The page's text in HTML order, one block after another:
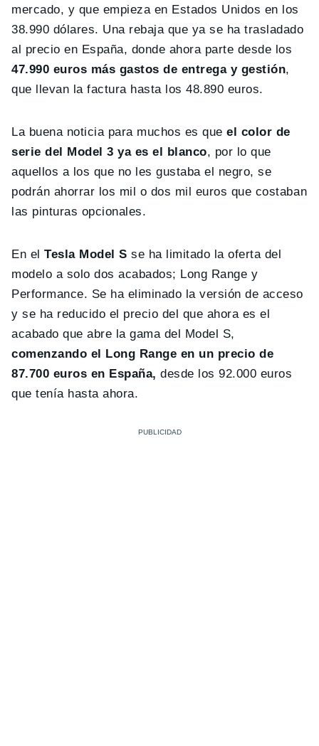
mercado, y que empieza en Estados Unidos en los
38.990 dólares. Una rebaja que ya se ha trasladado
al precio en España, donde ahora parte desde los
47.990 euros más gastos de entrega y gestión,
que llevan la factura hasta los 48.890 euros.
La buena noticia para muchos es queel color de
serie del Model 3 ya es el blanco, por lo que
aquellos a los que no les gustaba el negro, se
podrán ahorrar los mil o dos mil euros que costaban
las pinturas opcionales.
En elTesla Model S se ha limitado la oferta del
modelo a solo dos acabados; Long Range y
Performance. Se ha eliminado la versión de acceso
y se ha reducido el precio del que ahora es el
acabado que abre la gama del Model S,
comenzando el Long Range en un precio de
87.700 euros en España,desde los 92.000 euros
que tenía hasta ahora.